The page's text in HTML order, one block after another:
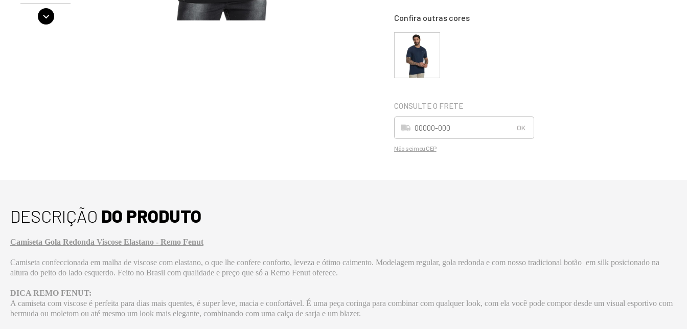
Não sei meu CEP
DESCRIÇÃO DO PRODUTO
Camiseta Gola Redonda Viscose Elastano - Remo Fenut
Camiseta confeccionada em malha de viscose com elastano, o que lhe confere conforto, leveza e ótimo caimento. Modelagem regular, gola redonda e com nosso tradicional botão em silk posicionado na
altura do peito do lado esquerdo. Feito no Brasil com qualidade e preço que só a Remo Fenut oferece.
DICA REMO FENUT:
A camiseta com viscose é perfeita para dias mais quentes, é super leve, macia e confortável. É uma peça coringa para combinar com qualquer look, com ela você pode compor desde um visual esportivo com
bermuda ou moletom ou até mesmo um look mais elegante, combinando com uma calça de sarja e um blazer.